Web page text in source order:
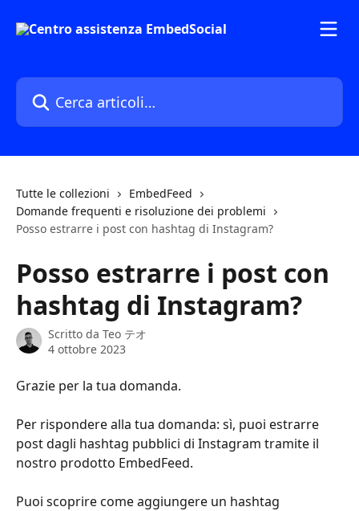
Cerca articoli…
Tutte le collezioni
EmbedFeed
Domande frequenti e risoluzione dei problemi
Posso estrarre i post con hashtag di Instagram?
Posso estrarre i post con
hashtag di Instagram?
Scritto da Teo テオ
4 ottobre 2023
Grazie per la tua domanda.
Per rispondere alla tua domanda: sì, puoi estrarre
post dagli hashtag pubblici di Instagram tramite il
nostro prodotto EmbedFeed.
Puoi scoprire come aggiungere un hashtag